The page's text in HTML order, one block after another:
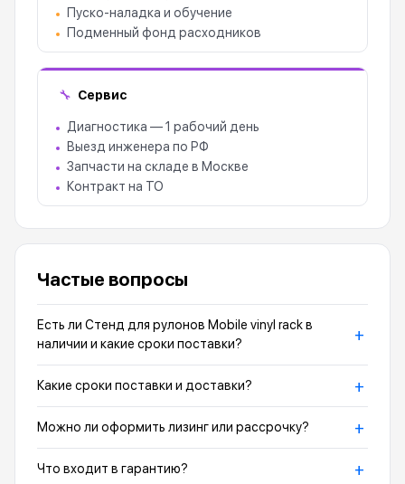
Пуско-наладка и обучение
Подменный фонд расходников
🔧 Сервис
Диагностика — 1 рабочий день
Выезд инженера по РФ
Запчасти на складе в Москве
Контракт на ТО
Частые вопросы
Есть ли Стенд для рулонов Mobile vinyl rack в
наличии и какие сроки поставки?
+
Какие сроки поставки и доставки? +
Можно ли оформить лизинг или рассрочку? +
Что входит в гарантию? +